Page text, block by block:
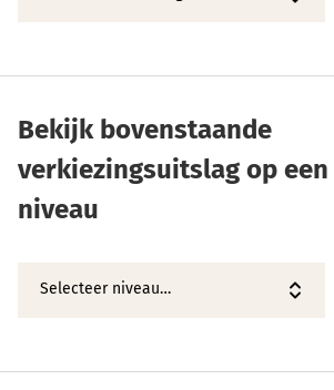
Bekijk bovenstaande
verkiezingsuitslag op
niveau